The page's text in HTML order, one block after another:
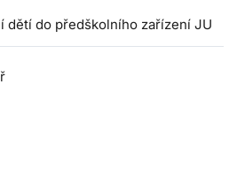
dětí do předškolního zařízení JU